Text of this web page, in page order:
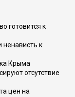
готовится к
ненависть к
Крыма
отсутствие
цен на